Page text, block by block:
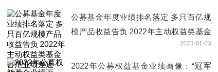
公募基金年度业绩排名落定 多只百亿规
模产品收益告负 2022年主动权益类基金
2023-01-03
2022年公募权益基金业绩画像：“冠军